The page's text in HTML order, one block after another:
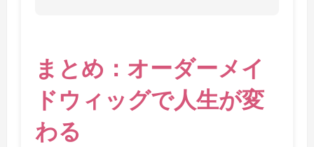
まとめ：オーダーメイ
ドウィッグで人生が変
わる